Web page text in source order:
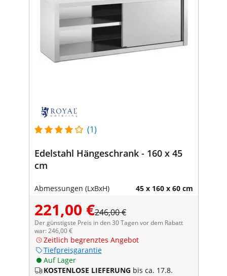
(1)
Edelstahl Hängeschrank - 160 x 45
cm
Abmessungen (LxBxH) 45 x 160 x 60 cm
221,00 €246,00 €
Der günstigste Preis in den 30 Tagen vor dem Rabatt
war: 246,00 €
Zeitlich begrenztes Angebot
Tiefpreisgarantie
Auf Lager
KOSTENLOSE LIEFERUNG bis ca. 17.8.